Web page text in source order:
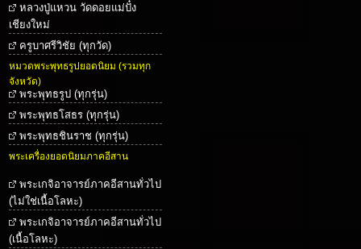
หลวงปู่แหวน วัดดอยแม่ปั๋ง
เชียงใหม่
ครูบาศรีวิชัย (ทุกวัด)
หมวดพระพุทธรูปยอดนิยม (รวมทุก
จังหวัด)
พระพุทธรูป (ทุกรุ่น)
พระพุทธโสธร (ทุกรุ่น)
พระพุทธชินราช (ทุกรุ่น)
พระเครื่องยอดนิยมภาคอีสาน
พระเกจิอาจารย์ภาคอีสานทั่วไป
(ไม่ใช่เนื้อโลหะ)
พระเกจิอาจารย์ภาคอีสานทั่วไป
(เนื้อโลหะ)